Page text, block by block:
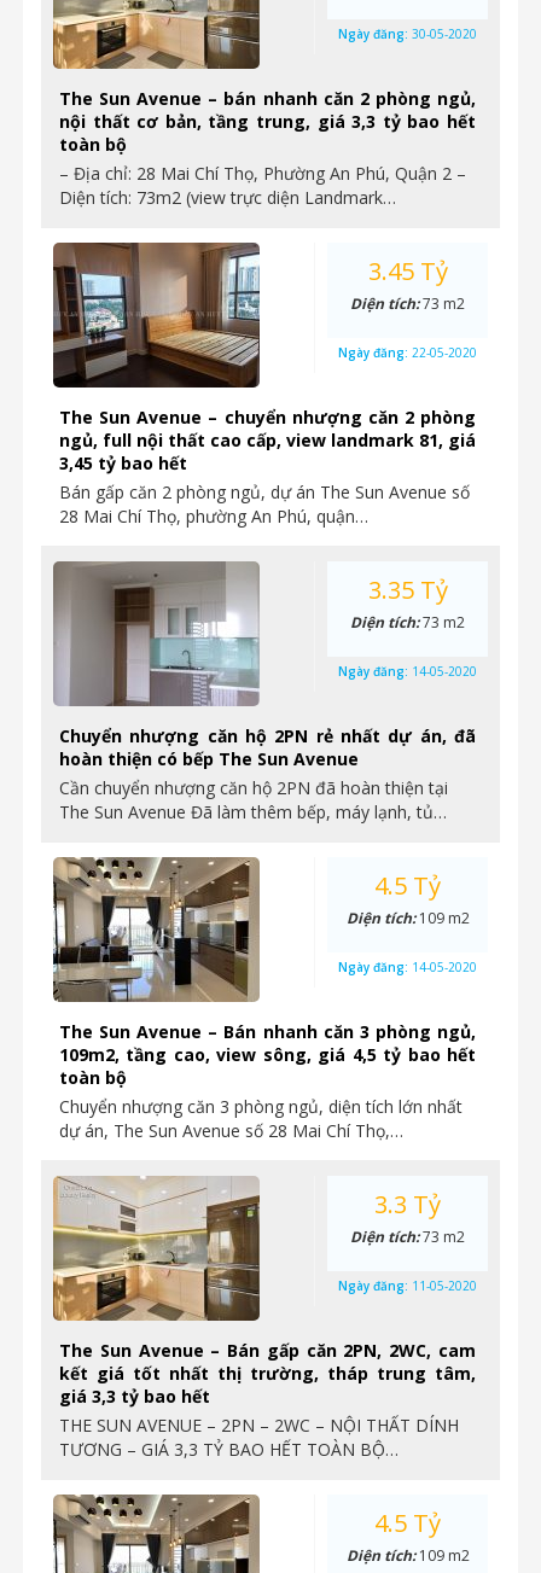
The Sun Avenue – bán nhanh căn 2 phòng ngủ,
nội thất cơ bản, tầng trung, giá 3,3 tỷ bao hết
toàn bộ
– Địa chỉ: 28 Mai Chí Thọ, Phường An Phú, Quận 2 –
Diện tích: 73m2 (view trực diện Landmark…
Ngày đăng: 30-05-2020
The Sun Avenue – chuyển nhượng căn 2 phòng
ngủ, full nội thất cao cấp, view landmark 81, giá
3,45 tỷ bao hết
Bán gấp căn 2 phòng ngủ, dự án The Sun Avenue số
28 Mai Chí Thọ, phường An Phú, quận…
3.45 Tỷ
Diện tích:73 m2
Ngày đăng: 22-05-2020
Chuyển nhượng căn hộ 2PN rẻ nhất dự án, đã
hoàn thiện có bếp The Sun Avenue
Cần chuyển nhượng căn hộ 2PN đã hoàn thiện tại
The Sun Avenue Đã làm thêm bếp, máy lạnh, tủ…
3.35 Tỷ
Diện tích:73 m2
Ngày đăng: 14-05-2020
The Sun Avenue – Bán nhanh căn 3 phòng ngủ,
109m2, tầng cao, view sông, giá 4,5 tỷ bao hết
toàn bộ
Chuyển nhượng căn 3 phòng ngủ, diện tích lớn nhất
dự án, The Sun Avenue số 28 Mai Chí Thọ,…
4.5 Tỷ
Diện tích:109 m2
Ngày đăng: 14-05-2020
The Sun Avenue – Bán gấp căn 2PN, 2WC, cam
kết giá tốt nhất thị trường, tháp trung tâm,
giá 3,3 tỷ bao hết
THE SUN AVENUE – 2PN – 2WC – NỘI THẤT DÍNH
TƯƠNG – GIÁ 3,3 TỶ BAO HẾT TOÀN BỘ…
3.3 Tỷ
Diện tích:73 m2
Ngày đăng: 11-05-2020
4.5 Tỷ
Diện tích:109 m2